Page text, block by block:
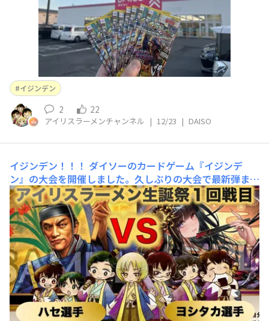
イジンデン
2 22
アイリスラーメンチャンネル | 12/23 | DAISO
イジンデン！！！ ダイソーのカードゲーム『イジンデ
ン』の大会を開催しました。久しぶりの大会で最新弾まで
の環境です。以前イジンデンが気になっているという方が
DAISOの輪にもいらっしゃったので投稿させていただきま
した。動画でも戦ってる様子がありますのでぜひご視聴よ
ろしくお願いします🙇